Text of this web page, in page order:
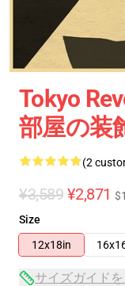
Tokyo
部屋の装
(2
¥3,589 ¥2,871
Size
12x18in
サイズガイド